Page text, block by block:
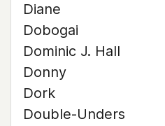
Diane
Dobogai
Dominic J. Hall
Donny
Dork
Double-Unders